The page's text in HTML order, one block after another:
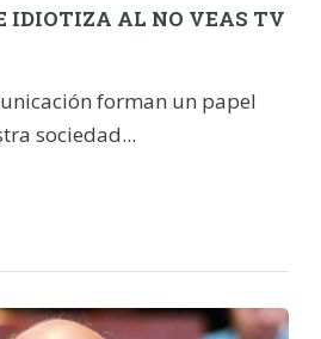
IDIOTIZA AL NO VEAS TV
forman un papel
sociedad...